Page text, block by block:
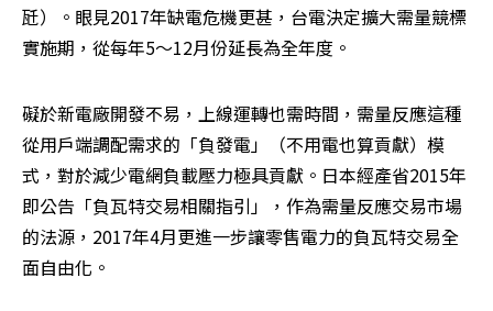
瓩）。眼見2017年缺電危機更甚，台電決定擴大需量競標
實施期，從每年5～12月份延長為全年度。
礙於新電廠開發不易，上線運轉也需時間，需量反應這種
從用戶端調配需求的「負發電」（不用電也算貢獻）模
式，對於減少電網負載壓力極具貢獻。日本經產省2015年
即公告「負瓦特交易相關指引」，作為需量反應交易市場
的法源，2017年4月更進一步讓零售電力的負瓦特交易全
面自由化。